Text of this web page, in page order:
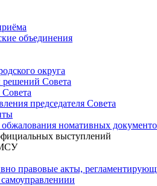
объединения
округа
Совета
председателя Совета
номативных
выступлений
правовые акты,